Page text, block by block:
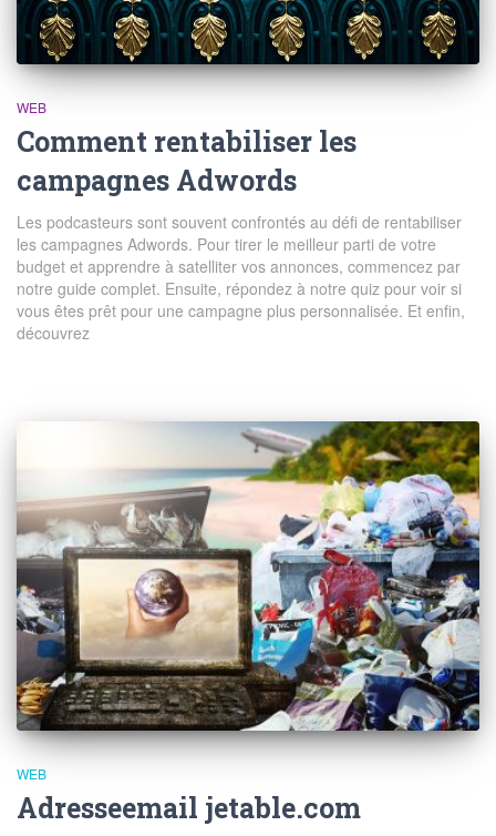
WEB
Comment rentabiliser les
campagnes Adwords
Les podcasteurs sont souvent confrontés au défi de rentabiliser
les campagnes Adwords. Pour tirer le meilleur parti de votre
budget et apprendre à satelliter vos annonces, commencez par
notre guide complet. Ensuite, répondez à notre quiz pour voir si
vous êtes prêt pour une campagne plus personnalisée. Et enfin,
découvrez
WEB
Adresseemail jetable.com